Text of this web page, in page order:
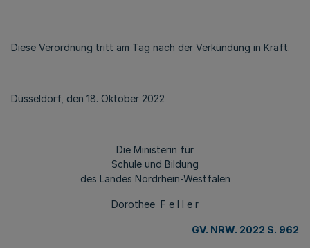
Diese Verordnung tritt am Tag nach der Verkündung in Kraft.
Düsseldorf, den 18. Oktober 2022
Die Ministerin für
Schule und Bildung
des Landes Nordrhein-Westfalen
Dorothee F e l l e r
GV. NRW. 2022 S. 962